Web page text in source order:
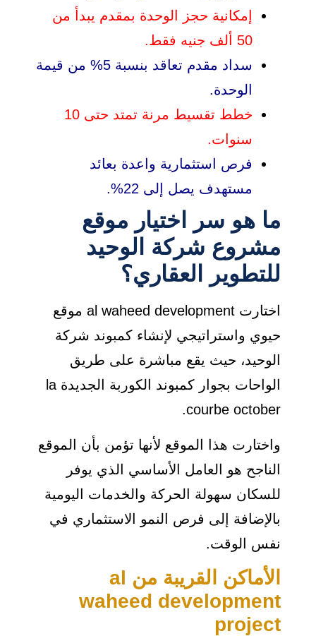
إمكانية حجز الوحدة بمقدم يبدأ من
50 ألف جنيه فقط.
سداد مقدم تعاقد بنسبة 5% من قيمة
الوحدة.
خطط تقسيط مرنة تمتد حتى 10
سنوات.
فرص استثمارية واعدة بعائد
مستهدف يصل إلى 22%.
ما هو سر اختيار موقع
مشروع شركة الوحيد
للتطوير العقاري؟
اختارت al waheed development موقع
حيوي واستراتيجي لإنشاء كمبوند شركة
الوحيد، حيث يقع مباشرة على طريق
الواحات بجوار كمبوند الكوربة الجديدة la
courbe october.
واختارت هذا الموقع لأنها تؤمن بأن الموقع
الناجح هو العامل الأساسي الذي يوفر
للسكان سهولة الحركة والخدمات اليومية
بالإضافة إلى فرص النمو الاستثماري في
نفس الوقت.
الأماكن القريبة من al
waheed development
project